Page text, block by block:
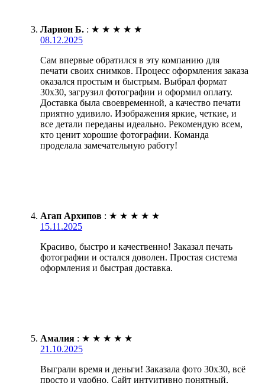
Ларион Б. : ★ ★ ★ ★ ★
08.12.2025
Сам впервые обратился в эту компанию для
печати своих снимков. Процесс оформления заказа
оказался простым и быстрым. Выбрал формат
30х30, загрузил фотографии и оформил оплату.
Доставка была своевременной, а качество печати
приятно удивило. Изображения яркие, четкие, и
все детали переданы идеально. Рекомендую всем,
кто ценит хорошие фотографии. Команда
проделала замечательную работу!
Агап Архипов : ★ ★ ★ ★ ★
15.11.2025
Красиво, быстро и качественно! Заказал печать
фотографии и остался доволен. Простая система
оформления и быстрая доставка.
Амалия : ★ ★ ★ ★ ★
21.10.2025
Выграли время и деньги! Заказала фото 30х30, всё
просто и удобно. Сайт интуитивно понятный,